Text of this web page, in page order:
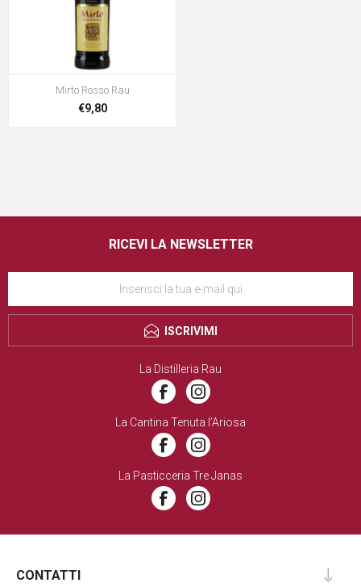
Mirto Rosso Rau
€9,80
RICEVI LA NEWSLETTER
ISCRIVIMI
La Distilleria Rau
La Cantina Tenuta l’Ariosa
La Pasticceria Tre Janas
CONTATTI